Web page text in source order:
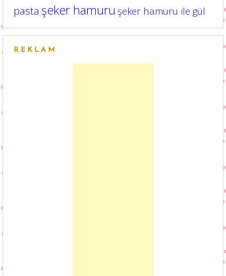
pasta şeker hamuru şeker hamuru ile gül
REKLAM